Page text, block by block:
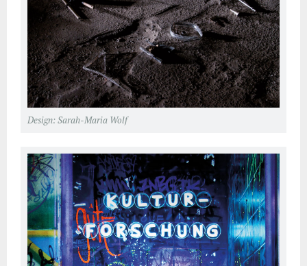
Design: Sarah-Maria Wolf